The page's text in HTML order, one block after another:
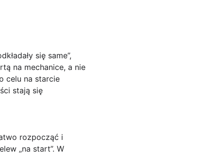
się same”,
na mechanice, a nie
celu na starcie
stają się
rozpocząć i
„na start”. W